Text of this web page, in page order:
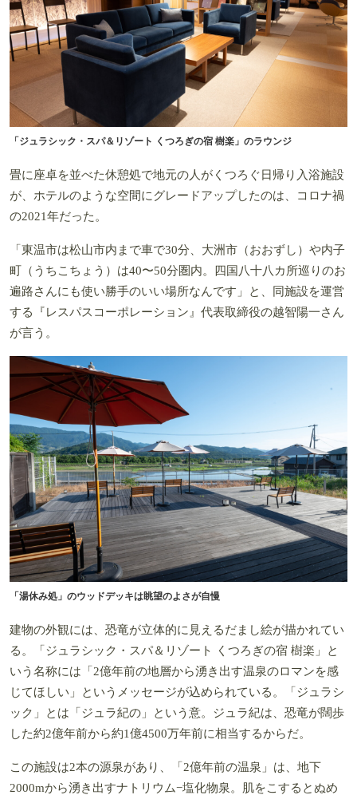
「ジュラシック・スパ＆リゾート くつろぎの宿 樹楽」のラウンジ
畳に座卓を並べた休憩処で地元の人がくつろぐ日帰り入浴施設
が、ホテルのような空間にグレードアップしたのは、コロナ禍
の2021年だった。
「東温市は松山市内まで車で30分、大洲市（おおずし）や内子
町（うちこちょう）は40〜50分圏内。四国八十八カ所巡りのお
遍路さんにも使い勝手のいい場所なんです」と、同施設を運営
する『レスパスコーポレーション』代表取締役の越智陽一さん
が言う。
「湯休み処」のウッドデッキは眺望のよさが自慢
建物の外観には、恐竜が立体的に見えるだまし絵が描かれてい
る。「ジュラシック・スパ＆リゾート くつろぎの宿 樹楽」と
いう名称には「2億年前の地層から湧き出す温泉のロマンを感
じてほしい」というメッセージが込められている。「ジュラシ
ック」とは「ジュラ紀の」という意。ジュラ紀は、恐竜が闊歩
した約2億年前から約1億4500万年前に相当するからだ。
この施設は2本の源泉があり、「2億年前の温泉」は、地下
2000mから湧き出すナトリウム−塩化物泉。肌をこするとぬめ